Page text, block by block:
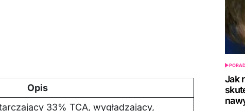
Opis
33% TCA, wygładzający,
POSTED
IN
Jak